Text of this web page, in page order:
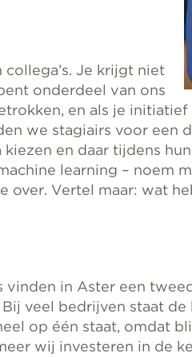
Je krijgt niet
onderdeel van ons
en als je
we stagiairs voor een
en daar tijdens
learning – noem
over. Vertel maar: wat
vinden in Aster een
veel bedrijven staat de
op één staat, omdat
wij investeren in de